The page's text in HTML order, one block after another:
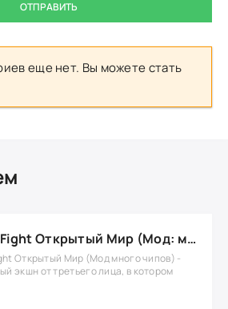
ОТПРАВИТЬ
еще нет. Вы можете стать
Toilet Fight Открытый Мир (Мод: много чипов, денег, все открыто, бессмертие, урон, 50+ читов)
Открытый Мир (Мод много чипов) -
экшн от третьего лица, в котором